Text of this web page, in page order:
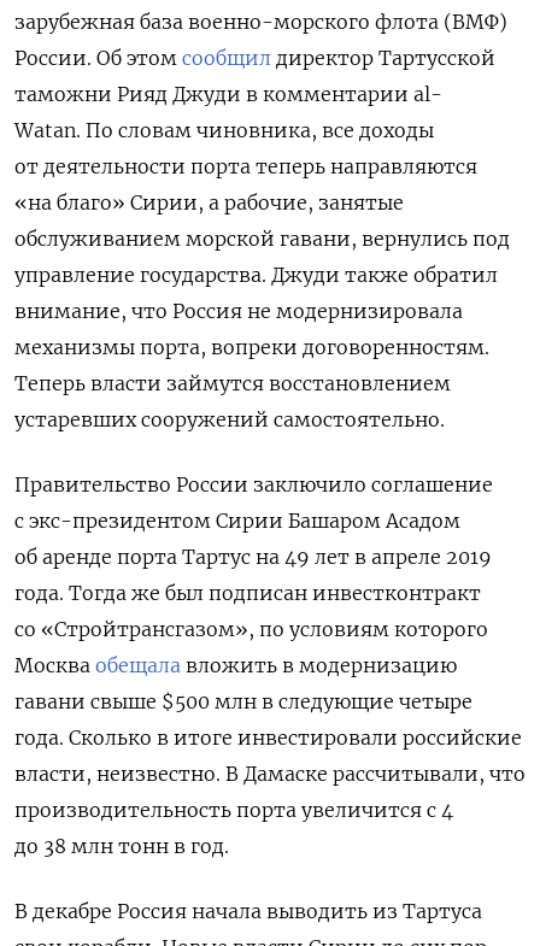
зарубежная база военно-морского флота (ВМФ)
России. Об этом сообщил директор Тартусской
таможни Рияд Джуди в комментарии al-
Watan. По словам чиновника, все доходы
от деятельности порта теперь направляются
«на благо» Сирии, а рабочие, занятые
обслуживанием морской гавани, вернулись под
управление государства. Джуди также обратил
внимание, что Россия не модернизировала
механизмы порта, вопреки договоренностям.
Теперь власти займутся восстановлением
устаревших сооружений самостоятельно.
Правительство России заключило соглашение
с экс-президентом Сирии Башаром Асадом
об аренде порта Тартус на 49 лет в апреле 2019
года. Тогда же был подписан инвестконтракт
со «Стройтрансгазом», по условиям которого
Москва обещала вложить в модернизацию
гавани свыше $500 млн в следующие четыре
года. Сколько в итоге инвестировали российские
власти, неизвестно. В Дамаске рассчитывали, что
производительность порта увеличится с 4
до 38 млн тонн в год.
В декабре Россия начала выводить из Тартуса